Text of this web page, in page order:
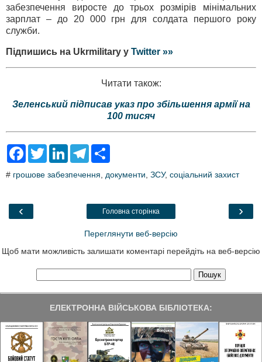
забезпечення виросте до трьох розмірів мінімальних
зарплат – до 20 000 грн для солдата першого року
служби.
Підпишись на Ukrmilitary у Twitter »»
Читати також:
Зеленський підписав указ про збільшення армії на
100 тисяч
F
e
o
T
t
L
k
T
e
a
r
# грошове забезпечення документи ЗСУ, соціальний захист
‹ ›
Головна сторінка
Переглянути веб-версію
Щоб мати можливість залишати коментарі перейдіть на веб-версію
ЕЛЕКТРОННА ВІЙСЬКОВА БІБЛІОТЕКА: